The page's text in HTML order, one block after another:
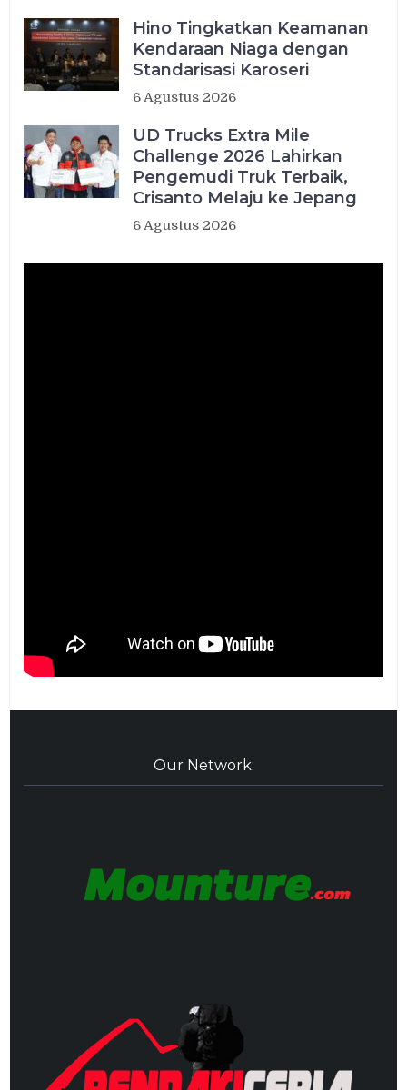
Hino Tingkatkan Keamanan
Kendaraan Niaga dengan
Standarisasi Karoseri
6 Agustus 2026
UD Trucks Extra Mile
Challenge 2026 Lahirkan
Pengemudi Truk Terbaik,
Crisanto Melaju ke Jepang
6 Agustus 2026
Our Network: